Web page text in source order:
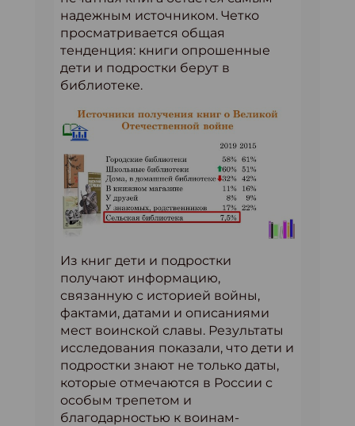
надежным источником. Четко
просматривается общая
тенденция: книги опрошенные
дети и подростки берут в
библиотеке.
Из книг дети и подростки
получают информацию,
связанную с историей войны,
фактами, датами и описаниями
мест воинской славы. Результаты
исследования показали, что дети и
подростки знают не только даты,
которые отмечаются в России с
особым трепетом и
благодарностью к воинам-